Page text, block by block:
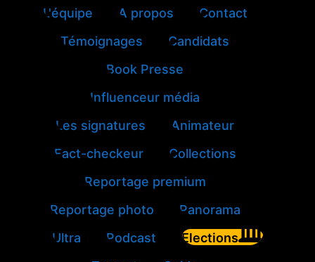
L'équipe
A propos
Contact
Témoignages
Candidats
Book Presse
Influenceur média
Les signatures
Animateur
Fact-checkeur
Collections
Reportage premium
Reportage photo
Panorama
Ultra
Podcast
Elections